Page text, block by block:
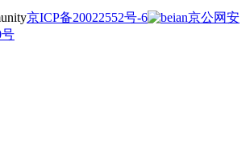
京ICP备20022552号-6
京公网安
号